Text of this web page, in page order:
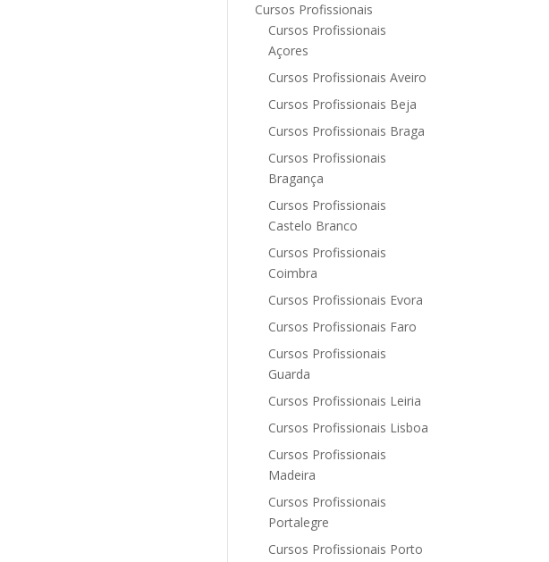
Cursos Profissionais
Cursos Profissionais
Açores
Cursos Profissionais Aveiro
Cursos Profissionais Beja
Cursos Profissionais Braga
Cursos Profissionais
Bragança
Cursos Profissionais
Castelo Branco
Cursos Profissionais
Coimbra
Cursos Profissionais Evora
Cursos Profissionais Faro
Cursos Profissionais
Guarda
Cursos Profissionais Leiria
Cursos Profissionais Lisboa
Cursos Profissionais
Madeira
Cursos Profissionais
Portalegre
Cursos Profissionais Porto